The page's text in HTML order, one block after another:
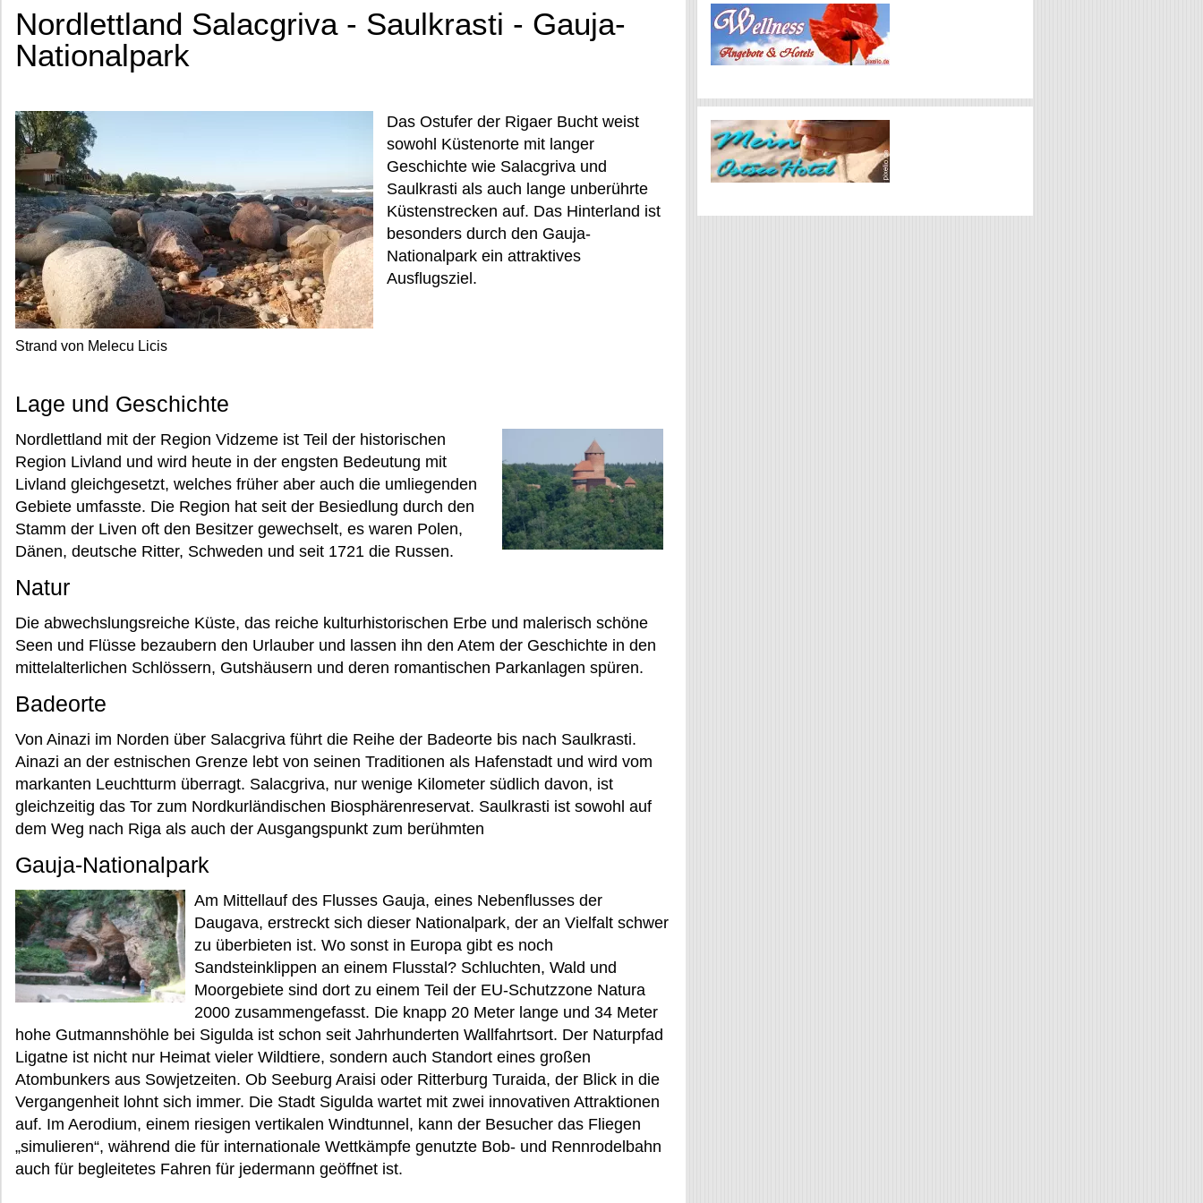
Nordlettland Salacgriva - Saulkrasti - Gauja-
Nationalpark
Strand von Melecu Licis
Das Ostufer der Rigaer Bucht weist
sowohl Küstenorte mit langer
Geschichte wie Salacgriva und
Saulkrasti als auch lange unberührte
Küstenstrecken auf. Das Hinterland ist
besonders durch den Gauja-
Nationalpark ein attraktives
Ausflugsziel.
Lage und Geschichte
Nordlettland mit der Region Vidzeme ist Teil der historischen
Region Livland und wird heute in der engsten Bedeutung mit
Livland gleichgesetzt, welches früher aber auch die umliegenden
Gebiete umfasste. Die Region hat seit der Besiedlung durch den
Stamm der Liven oft den Besitzer gewechselt, es waren Polen,
Dänen, deutsche Ritter, Schweden und seit 1721 die Russen.
Natur
Die abwechslungsreiche Küste, das reiche kulturhistorischen Erbe und malerisch schöne
Seen und Flüsse bezaubern den Urlauber und lassen ihn den Atem der Geschichte in den
mittelalterlichen Schlössern, Gutshäusern und deren romantischen Parkanlagen spüren.
Badeorte
Von Ainazi im Norden über Salacgriva führt die Reihe der Badeorte bis nach Saulkrasti.
Ainazi an der estnischen Grenze lebt von seinen Traditionen als Hafenstadt und wird vom
markanten Leuchtturm überragt. Salacgriva, nur wenige Kilometer südlich davon, ist
gleichzeitig das Tor zum Nordkurländischen Biosphärenreservat. Saulkrasti ist sowohl auf
dem Weg nach Riga als auch der Ausgangspunkt zum berühmten
Gauja-Nationalpark
Am Mittellauf des Flusses Gauja, eines Nebenflusses der
Daugava, erstreckt sich dieser Nationalpark, der an Vielfalt schwer
zu überbieten ist. Wo sonst in Europa gibt es noch
Sandsteinklippen an einem Flusstal? Schluchten, Wald und
Moorgebiete sind dort zu einem Teil der EU-Schutzzone Natura
2000 zusammengefasst. Die knapp 20 Meter lange und 34 Meter
hohe Gutmannshöhle bei Sigulda ist schon seit Jahrhunderten Wallfahrtsort. Der Naturpfad
Ligatne ist nicht nur Heimat vieler Wildtiere, sondern auch Standort eines großen
Atombunkers aus Sowjetzeiten. Ob Seeburg Araisi oder Ritterburg Turaida, der Blick in die
Vergangenheit lohnt sich immer. Die Stadt Sigulda wartet mit zwei innovativen Attraktionen
auf. Im Aerodium, einem riesigen vertikalen Windtunnel, kann der Besucher das Fliegen
„simulieren“, während die für internationale Wettkämpfe genutzte Bob- und Rennrodelbahn
auch für begleitetes Fahren für jedermann geöffnet ist.